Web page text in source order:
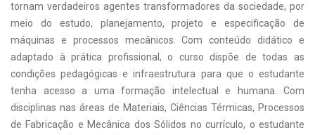
tornam verdadeiros agentes transformadores da sociedade, por
meio do estudo, planejamento, projeto e especificação de
máquinas e processos mecânicos. Com conteúdo didático e
adaptado à prática profissional, o curso dispõe de todas as
condições pedagógicas e infraestrutura para que o estudante
tenha acesso a uma formação intelectual e humana. Com
disciplinas nas áreas de Materiais, Ciências Térmicas, Processos
de Fabricação e Mecânica dos Sólidos no currículo, o estudante